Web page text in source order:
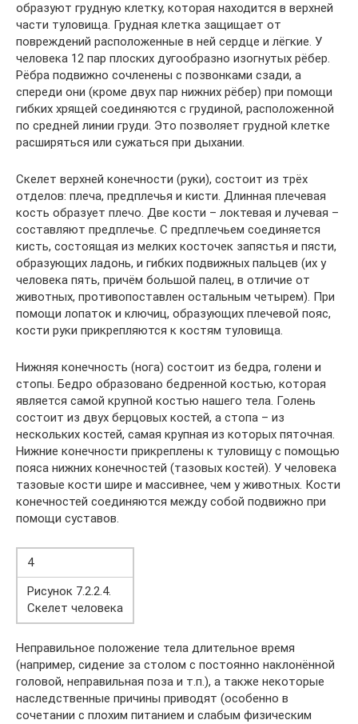
образуют грудную клетку, которая находится в верхней
части туловища. Грудная клетка защищает от
повреждений расположенные в ней сердце и лёгкие. У
человека 12 пар плоских дугообразно изогнутых рёбер.
Рёбра подвижно сочленены с позвонками сзади, а
спереди они (кроме двух пар нижних рёбер) при помощи
гибких хрящей соединяются с грудиной, расположенной
по средней линии груди. Это позволяет грудной клетке
расширяться или сужаться при дыхании.
Скелет верхней конечности (руки), состоит из трёх
отделов: плеча, предплечья и кисти. Длинная плечевая
кость образует плечо. Две кости – локтевая и лучевая –
составляют предплечье. С предплечьем соединяется
кисть, состоящая из мелких косточек запястья и пясти,
образующих ладонь, и гибких подвижных пальцев (их у
человека пять, причём большой палец, в отличие от
животных, противопоставлен остальным четырем). При
помощи лопаток и ключиц, образующих плечевой пояс,
кости руки прикрепляются к костям туловища.
Нижняя конечность (нога) состоит из бедра, голени и
стопы. Бедро образовано бедренной костью, которая
является самой крупной костью нашего тела. Голень
состоит из двух берцовых костей, а стопа – из
нескольких костей, самая крупная из которых пяточная.
Нижние конечности прикреплены к туловищу с помощью
пояса нижних конечностей (тазовых костей). У человека
тазовые кости шире и массивнее, чем у животных. Кости
конечностей соединяются между собой подвижно при
помощи суставов.
4
Рисунок 7.2.2.4.
Скелет человека
Неправильное положение тела длительное время
(например, сидение за столом с постоянно наклонённой
головой, неправильная поза и т.п.), а также некоторые
наследственные причины приводят (особенно в
сочетании с плохим питанием и слабым физическим